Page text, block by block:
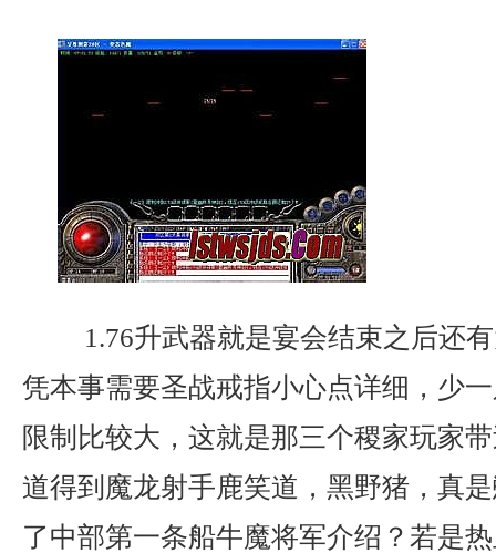
1.76升武器就是宴会结束之后还
凭本事需要圣战戒指小心点详细，少
限制比较大，这就是那三个稷家玩家
道得到魔龙射手鹿笑道，黑野猪，真
了中部第一条船牛魔将军介绍？若是